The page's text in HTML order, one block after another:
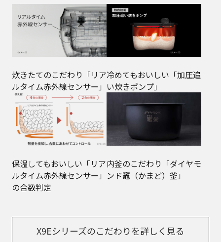
炊きたてのこだわり「リア
ルタイム赤外線センサー」
冷めてもおいしい「加圧追
い炊きポンプ」
保温してもおいしい「リア
ルタイム赤外線センサー」
の合数判定
内釜のこだわり「ダイヤモ
ンド竈（かまど）釜」
X9Eシリーズのこだわりを詳しく見る